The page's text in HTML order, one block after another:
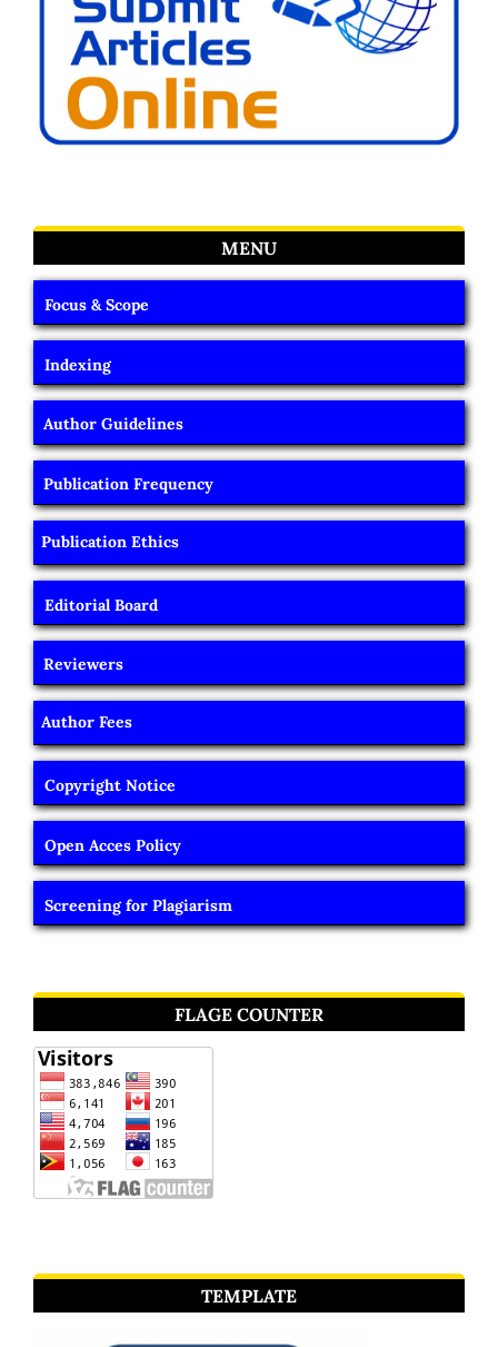
MENU
Focus & Scope
Indexing
Author Guidelines
Publication Frequency
Publication Ethics
Editorial Board
Reviewers
Author Fees
Copyright Notice
Open Acces Policy
Screening for Plagiarism
FLAGE COUNTER
TEMPLATE